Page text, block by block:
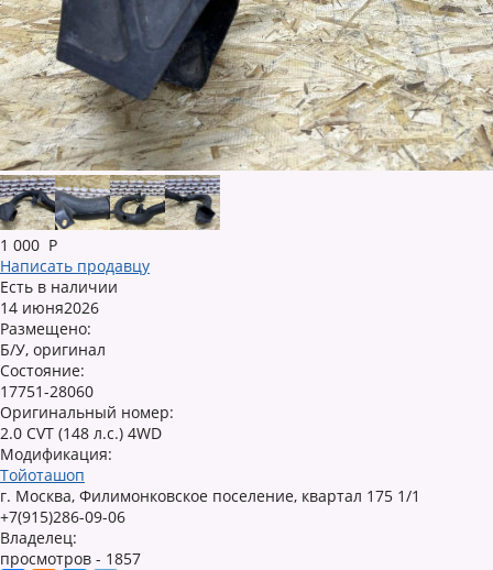
1 000 Р
Написать продавцу
Есть в наличии
14 июня2026
Размещено:
Б/У, оригинал
Состояние:
17751-28060
Оригинальный номер:
2.0 CVT (148 л.с.) 4WD
Модификация:
Тойоташоп
г. Москва, Филимонковское поселение, квартал 175 1/1
+7(915)286-09-06
Владелец:
просмотров - 1857